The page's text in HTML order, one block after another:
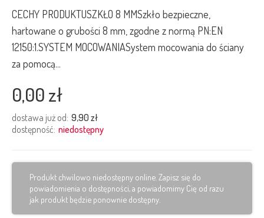
CECHY PRODUKTUSZKŁO 8 MMSzkło bezpieczne,
hartowane o grubości 8 mm, zgodne z normą PN:EN
12150:1.SYSTEM MOCOWANIASystem mocowania do ściany
za pomocą...
0,00 zł
dostawa już od: 9,90 zł
dostępność: niedostępny
Produkt chwilowo niedostępny online. Zapisz się do
powiadomienia o dostępności, a powiadomimy Cię od razu
jak produkt będzie ponownie dostępny.